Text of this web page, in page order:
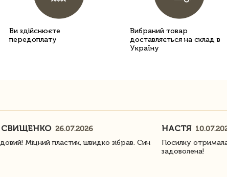
Ви здійснюєте
передоплату
Вибраний товар
доставляється на склад в
Україну
СВИЩЕНКО 26.07.2026
Міцний пластик, швидко зібрав. Син
НАСТЯ
Посилку
задоволена!